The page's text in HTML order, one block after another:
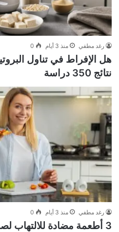
رغد مطفي منذ 3 أيام 0
هل الإفراط في تناول
نتائج 350 دراسة
رغد مطفي منذ 3 أيام 0
3 أطعمة مضادة للالتهاب